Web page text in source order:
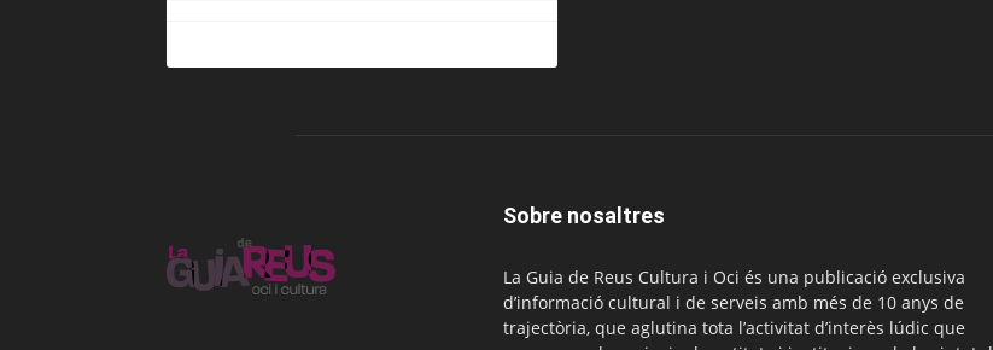
Sobre nosaltres
La Guia de Reus Cultura i Oci és una publicació exclusiva
d’informació cultural i de serveis amb més de 10 anys de
trajectòria, que aglutina tota l’activitat d’interès lúdic que